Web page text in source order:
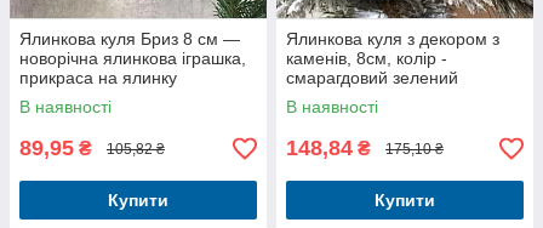
Ялинкова куля Бриз 8 см —
новорічна ялинкова іграшка,
прикраса на ялинку
В наявності
89,95 ₴ 105,82 ₴
Купити
Ялинкова куля з декором з
каменів, 8см, колір -
смарагдовий зелений
В наявності
148,84 ₴ 175,10 ₴
Купити